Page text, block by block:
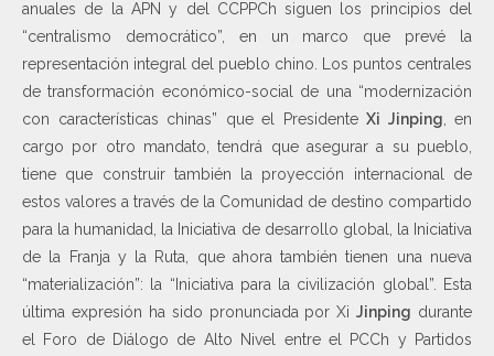
anuales de la APN y del CCPPCh siguen los principios del
“centralismo democrático”, en un marco que prevé la
representación integral del pueblo chino. ​Los puntos centrales
de transformación económico-social de una “modernización
con características chinas” que el Presidente Xi Jinping , en
cargo por otro mandato, tendrá que asegurar a su pueblo,
tiene que construir también la proyección internacional de
estos valores a través de la Comunidad de destino compartido
para la humanidad, la Iniciativa de desarrollo global, la Iniciativa
de la Franja y la Ruta, que ahora también tienen una nueva
“materialización”: la “Iniciativa para la civilización global”. Esta
última expresión ha sido pronunciada por XiJinping durante
el Foro de Diálogo de Alto Nivel entre el PCCh y Partidos